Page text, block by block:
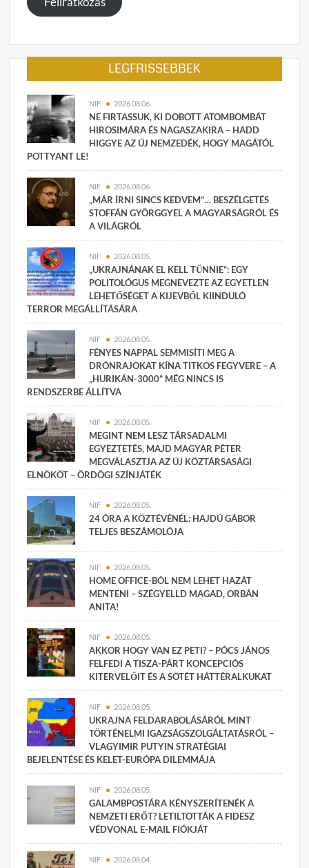
LEGFRISSEBBEK
NIF 2026.08.06.
NE FIRTASSUK, KI DOBOTT ATOMBOMBÁT
HIROSIMÁRA ÉS NAGASZAKIRA – HADD
HIGGYE AZ ÚJ NEMZEDÉK, HOGY MAGÁTÓL
POTTYANT LE!
NIF 2026.08.06.
„MÁR ÍRNI SINCS KEDVEM”… BESZÉLGETÉS
STOFFÁN GYÖRGGYEL A MAGYARSÁGRÓL ÉS
A VILÁGRÓL
NIF 2026.08.05.
„UKRAJNÁNAK EL KELL TŰNNIE”: EGY
POLITOLÓGUS MEGNEVEZTE AZ EGYETLEN
LEHETŐSÉGET A KIJEVBŐL KIINDULÓ
TERROR MEGÁLLÍTÁSÁRA
NIF 2026.08.05.
FÉNYES NAPPAL SEMMISÍTI MEG A
DRÓNRAJOKAT KÍNA TITKOS FEGYVERE – A
„HURIKÁN-3000” MÉG NINCS IS
RENDSZERBE ÁLLÍTVA
NIF 2026.08.05.
MEGINT NEM LESZ TÁRSADALMI
EGYEZTETÉS, MAJD MAGYAR PÉTER
MEGVÁLASZTJA AZ ÚJ KÖZTÁRSASÁGI
ELNÖKÖT – ÖRDÖGI SZÍNJÁTÉK
NIF 2026.08.05.
24 ÓRA A KÖZTÉVÉNÉL: HAJDÚ GÁBOR
TELJES BESZÁMOLÓJA
NIF 2026.08.05.
HOME OFFICE-BÓL NEM LEHET HAZÁT
MENTENI – SZÉGYELLD MAGAD, ORBÁN
ANITA!
NIF 2026.08.05.
AKKOR HOGY VAN EZ PETI? – PÓCS JÁNOS
FELFEDI A TISZA-PÁRT KONCEPCIÓS
KITERVELŐIT ÉS A SÖTÉT HÁTTÉRALKUKAT
NIF 2026.08.05.
UKRAJNA FELDARABOLÁSÁRÓL MINT
TÖRTÉNELMI IGAZSÁGSZOLGÁLTATÁSRÓL –
VLAGYIMIR PUTYIN STRATÉGIAI
BEJELENTÉSE ÉS KELET-EURÓPA DILEMMÁJA
NIF 2026.08.05.
GALAMBPOSTÁRA KÉNYSZERÍTENÉK A
NEMZETI ERŐT? LETILTOTTÁK A FIDESZ
VÉDVONAL E-MAIL FIÓKJÁT
NIF 2026.08.04.